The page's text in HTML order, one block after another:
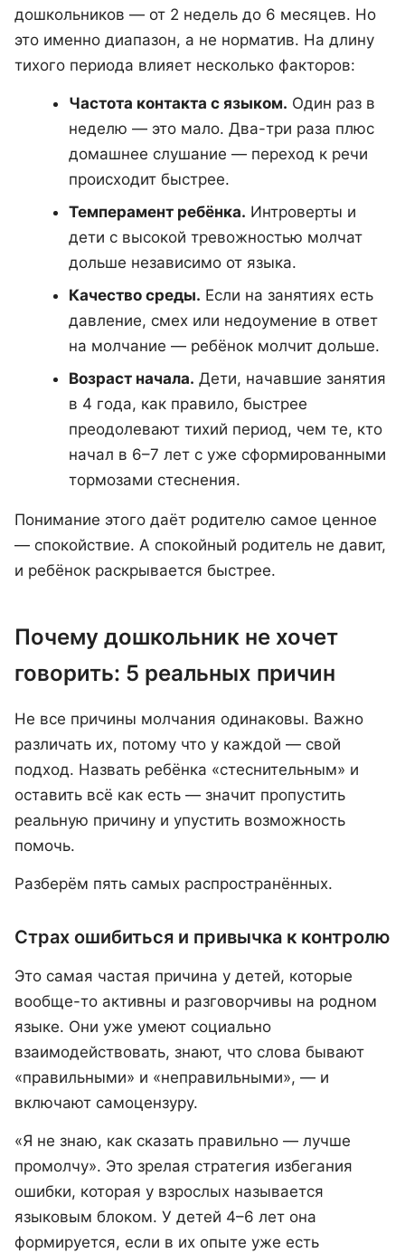
дошкольников — от 2 недель до 6 месяцев. Но
это именно диапазон, а не норматив. На длину
тихого периода влияет несколько факторов:
Частота контакта с языком. Один раз в
неделю — это мало. Два-три раза плюс
домашнее слушание — переход к речи
происходит быстрее.
Темперамент ребёнка. Интроверты и
дети с высокой тревожностью молчат
дольше независимо от языка.
Качество среды. Если на занятиях есть
давление, смех или недоумение в ответ
на молчание — ребёнок молчит дольше.
Возраст начала. Дети, начавшие занятия
в 4 года, как правило, быстрее
преодолевают тихий период, чем те, кто
начал в 6–7 лет с уже сформированными
тормозами стеснения.
Понимание этого даёт родителю самое ценное
— спокойствие. А спокойный родитель не давит,
и ребёнок раскрывается быстрее.
Почему дошкольник не хочет
говорить: 5 реальных причин
Не все причины молчания одинаковы. Важно
различать их, потому что у каждой — свой
подход. Назвать ребёнка «стеснительным» и
оставить всё как есть — значит пропустить
реальную причину и упустить возможность
помочь.
Разберём пять самых распространённых.
Страх ошибиться и привычка к контролю
Это самая частая причина у детей, которые
вообще-то активны и разговорчивы на родном
языке. Они уже умеют социально
взаимодействовать, знают, что слова бывают
«правильными» и «неправильными», — и
включают самоцензуру.
«Я не знаю, как сказать правильно — лучше
промолчу». Это зрелая стратегия избегания
ошибки, которая у взрослых называется
языковым блоком. У детей 4–6 лет она
формируется, если в их опыте уже есть